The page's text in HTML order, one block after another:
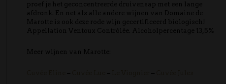
proef je het geconcentreerde druivensap met een lange
afdronk. En net als alle andere wijnen van Domaine de
Marotte is ook deze rode wijn gecertificeerd biologisch!
Appellation Ventoux Contrôlée. Alcoholpercentage 13,5%
Meer wijnen van Marotte:
– – –